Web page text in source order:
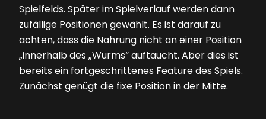
Spielfelds. Später im Spielverlauf werden dann
zufällige Positionen gewählt. Es ist darauf zu
achten, dass die Nahrung nicht an einer Position
„innerhalb des „Wurms“ auftaucht. Aber dies ist
bereits ein fortgeschrittenes Feature des Spiels.
Zunächst genügt die fixe Position in der Mitte.